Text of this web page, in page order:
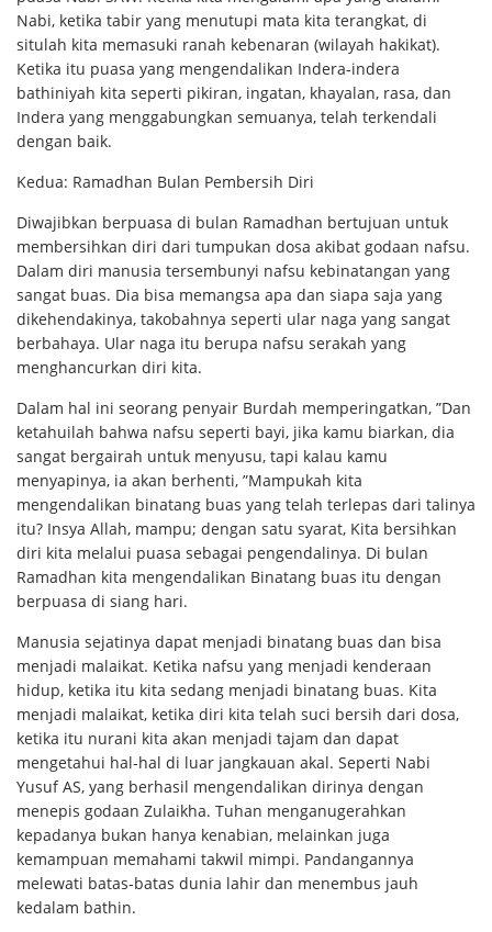
Nabi, ketika tabir yang menutupi mata kita terangkat, di
situlah kita memasuki ranah kebenaran (wilayah hakikat).
Ketika itu puasa yang mengendalikan Indera-indera
bathiniyah kita seperti pikiran, ingatan, khayalan, rasa, dan
Indera yang menggabungkan semuanya, telah terkendali
dengan baik.
Kedua: Ramadhan Bulan Pembersih Diri
Diwajibkan berpuasa di bulan Ramadhan bertujuan untuk
membersihkan diri dari tumpukan dosa akibat godaan nafsu.
Dalam diri manusia tersembunyi nafsu kebinatangan yang
sangat buas. Dia bisa memangsa apa dan siapa saja yang
dikehendakinya, takobahnya seperti ular naga yang sangat
berbahaya. Ular naga itu berupa nafsu serakah yang
menghancurkan diri kita.
Dalam hal ini seorang penyair Burdah memperingatkan, ”Dan
ketahuilah bahwa nafsu seperti bayi, jika kamu biarkan, dia
sangat bergairah untuk menyusu, tapi kalau kamu
menyapinya, ia akan berhenti, ”Mampukah kita
mengendalikan binatang buas yang telah terlepas dari talinya
itu? Insya Allah, mampu; dengan satu syarat, Kita bersihkan
diri kita melalui puasa sebagai pengendalinya. Di bulan
Ramadhan kita mengendalikan Binatang buas itu dengan
berpuasa di siang hari.
Manusia sejatinya dapat menjadi binatang buas dan bisa
menjadi malaikat. Ketika nafsu yang menjadi kenderaan
hidup, ketika itu kita sedang menjadi binatang buas. Kita
menjadi malaikat, ketika diri kita telah suci bersih dari dosa,
ketika itu nurani kita akan menjadi tajam dan dapat
mengetahui hal-hal di luar jangkauan akal. Seperti Nabi
Yusuf AS, yang berhasil mengendalikan dirinya dengan
menepis godaan Zulaikha. Tuhan menganugerahkan
kepadanya bukan hanya kenabian, melainkan juga
kemampuan memahami takwil mimpi. Pandangannya
melewati batas-batas dunia lahir dan menembus jauh
kedalam bathin.